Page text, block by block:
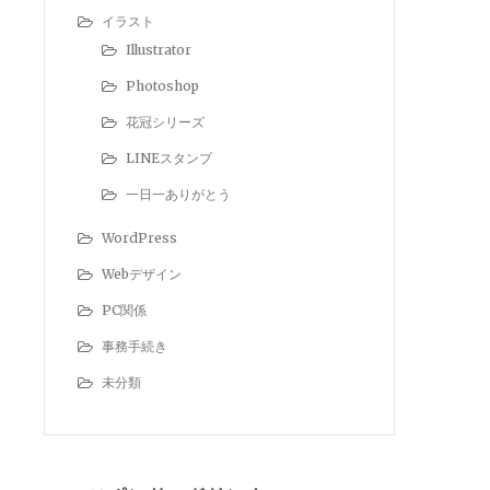
イラスト
Illustrator
Photoshop
花冠シリーズ
LINEスタンプ
一日一ありがとう
WordPress
Webデザイン
PC関係
事務手続き
未分類